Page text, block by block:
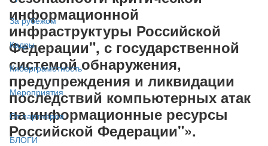
За рубежом
Кадры
Киберграмотность
Мероприятия
От партнёров
БЛОГИ
информационной
инфраструктуры Российской
Федерации", с государственной
системой обнаружения,
предупреждения и ликвидации
последствий компьютерных атак
на информационные ресурсы
Российской Федерации"».